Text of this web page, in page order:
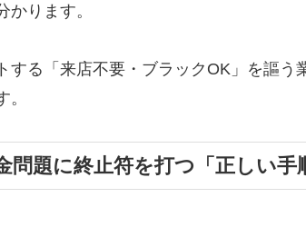
かります。
する「来店不要・ブラックOK」を謳
問題に終止符を打つ「正しい手